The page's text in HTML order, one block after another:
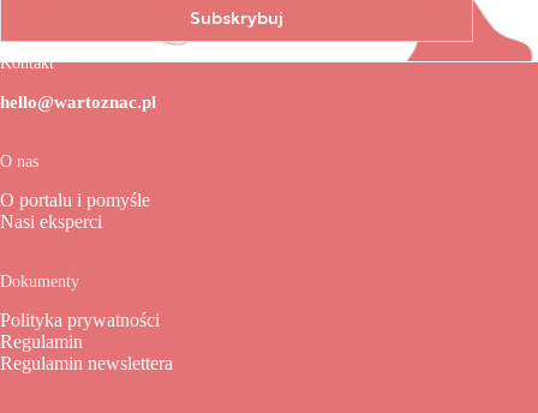
Kontakt
hello@wartoznac.pl
O nas
O portalu i pomyśle
Nasi eksperci
Dokumenty
Polityka prywatności
Regulamin
Regulamin newslettera